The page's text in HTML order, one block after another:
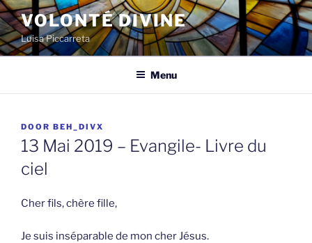
Spring
naar
de
inhoud
VOLONTÉ DIVINE
Luisa Piccarreta
Menu
GEPLAATST
OP
DOOR BEH_DIVX
13 Mai 2019 – Evangile- Livre du
ciel
Cher fils, chère fille,
Je suis inséparable de mon cher Jésus.